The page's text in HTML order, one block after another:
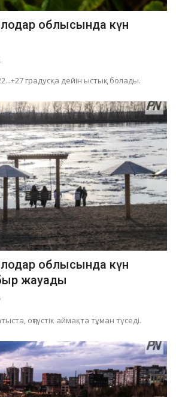
облысында күн
градусқа дейін ыстық болады.
облысында күн
жауады
оңтүстік аймақта тұман түседі.